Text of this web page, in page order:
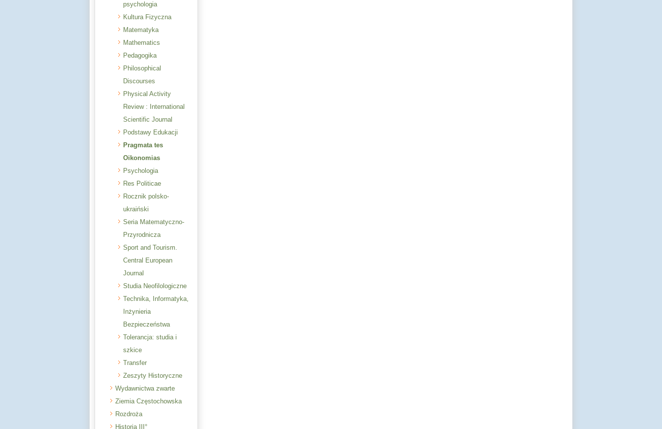
psychologia
Kultura Fizyczna
Matematyka
Mathematics
Pedagogika
Philosophical
Discourses
Physical Activity
Review : International
Scientific Journal
Podstawy Edukacji
Pragmata tes
Oikonomias
Psychologia
Res Politicae
Rocznik polsko-
ukraiński
Seria Matematyczno-
Przyrodnicza
Sport and Tourism.
Central European
Journal
Studia Neofilologiczne
Technika, Informatyka,
Inżynieria
Bezpieczeństwa
Tolerancja: studia i
szkice
Transfer
Zeszyty Historyczne
Wydawnictwa zwarte
Ziemia Częstochowska
Rozdroża
Historia III°